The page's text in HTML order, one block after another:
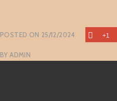
POSTED ON 25/12/2024
BYADMIN
+1